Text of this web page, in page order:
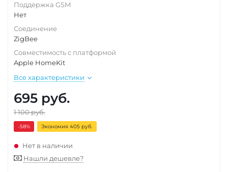
Поддержка GSM
Нет
Соединение
ZigBee
Совместимость с платформой
Apple HomeKit
Все характеристики
695 руб.
1 100руб.
-58% Экономия 405 руб.
Нет в наличии
Нашли дешевле?